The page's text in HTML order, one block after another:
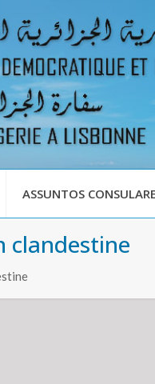
ASSUNTOS
clandestine